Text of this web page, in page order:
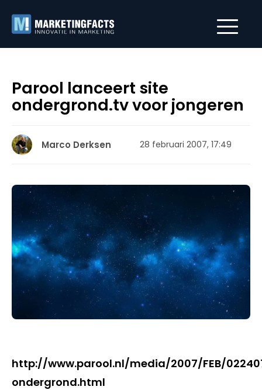
Parool lanceert site
ondergrond.tv voor jongeren
Marco Derksen 28 februari 2007, 17:49
http://www.parool.nl/media/2007/FEB/
ondergrond.html